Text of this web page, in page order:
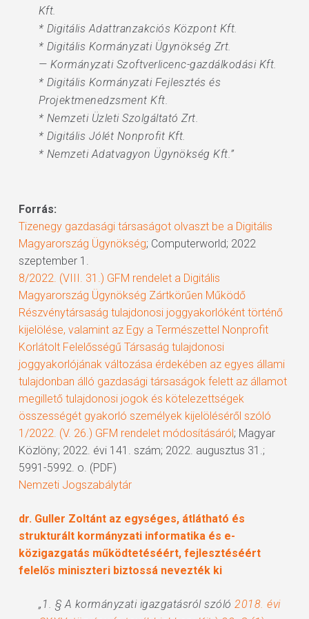
Kft.
* Digitális Adattranzakciós Központ Kft.
* Digitális Kormányzati Ügynökség Zrt.
— Kormányzati Szoftverlicenc-gazdálkodási Kft.
* Digitális Kormányzati Fejlesztés és
Projektmenedzsment Kft.
* Nemzeti Üzleti Szolgáltató Zrt.
* Digitális Jólét Nonprofit Kft.
* Nemzeti Adatvagyon Ügynökség Kft.”
Forrás:
Tizenegy gazdasági társaságot olvaszt be a Digitális
Magyarország Ügynökség; Computerworld; 2022
szeptember 1.
8/2022. (VIII. 31.) GFM rendelet a Digitális
Magyarország Ügynökség Zártkörűen Működő
Részvénytársaság tulajdonosi joggyakorlóként történő
kijelölése, valamint az Egy a Természettel Nonprofit
Korlátolt Felelősségű Társaság tulajdonosi
joggyakorlójának változása érdekében az egyes állami
tulajdonban álló gazdasági társaságok felett az államot
megillető tulajdonosi jogok és kötelezettségek
összességét gyakorló személyek kijelöléséről szóló
1/2022. (V. 26.) GFM rendelet módosításáról; Magyar
Közlöny; 2022. évi 141. szám; 2022. augusztus 31.;
5991-5992. o. (PDF)
Nemzeti Jogszabálytár
dr. Guller Zoltánt az egységes, átlátható és
strukturált kormányzati informatika és e-
közigazgatás működtetéséért, fejlesztéséért
felelős miniszteri biztossá nevezték ki
„1. § A kormányzati igazgatásról szóló2018. évi